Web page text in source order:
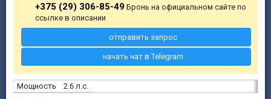
Мощность
2.6 л.с.
+375 (29) 306-85-49Бронь на официальном сайте по
ссылке в описании
отправить запрос
начать чат в Telegram